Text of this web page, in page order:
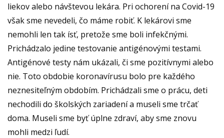
liekov alebo návštevou lekára. Pri ochorení na Covid-19
však sme nevedeli, čo máme robiť. K lekárovi sme
nemohli len tak ísť, pretože sme boli infekčnými.
Prichádzalo jedine testovanie antigénovými testami.
Antigénové testy nám ukázali, či sme pozitívnymi alebo
nie. Toto obdobie koronavírusu bolo pre každého
neznesiteľným obdobím. Prichádzali sme o prácu, deti
nechodili do školských zariadení a museli sme trčať
doma. Museli sme byť úplne zdraví, aby sme znovu
mohli medzi ľudí.